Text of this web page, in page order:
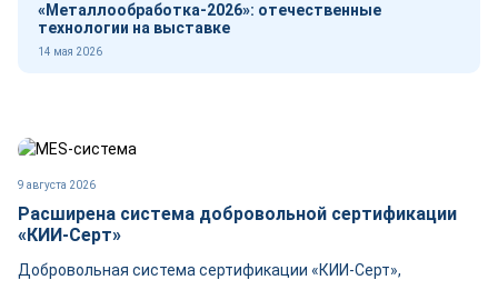
«Металлообработка-2026»: отечественные
технологии на выставке
14 мая 2026
9 августа 2026
Расширена система добровольной сертификации
«КИИ-Серт»
Добровольная система сертификации «КИИ-Серт»,